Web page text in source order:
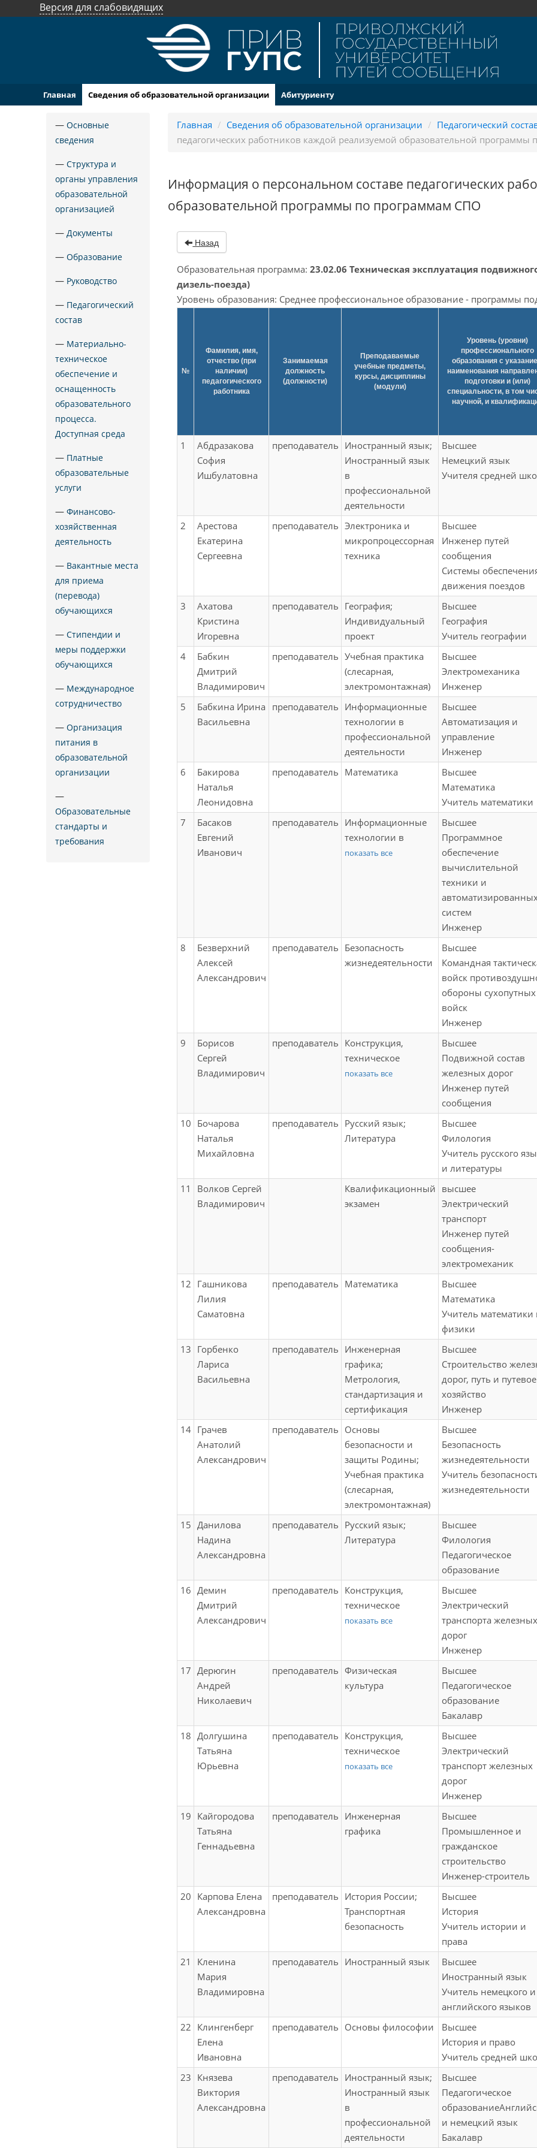
Версия для слабовидящих
Главная Сведения об образовательной организации Абитуриенту
— Основные
сведения
— Структура и
органы управления
образовательной
организацией
— Документы
— Образование
— Руководство
— Педагогический
состав
— Материально-
техническое
обеспечение и
оснащенность
образовательного
процесса.
Доступная среда
— Платные
образовательные
услуги
— Финансово-
хозяйственная
деятельность
— Вакантные места
для приема
(перевода)
обучающихся
— Стипендии и
меры поддержки
обучающихся
— Международное
сотрудничество
— Организация
питания в
образовательной
организации
—
Образовательные
стандарты и
требования
Главная / Сведения об образовательной организации / Педагогический
педагогических работников каждой реализуемой образовательной
Информация о персональном составе педагогических
образовательной программы по программам СПО
Назад
Образовательная программа:23.02.06 Техническая эксплуатация
дизель-поезда)
Уровень образования: Среднее профессиональное образование - программы
№
Фамилия, имя,
отчество (при
наличии)
педагогического
работника
Занимаемая
должность
(должности)
Преподаваемые
учебные предметы,
курсы, дисциплины
(модули)
Уровень (уровни)
профессионального
образования с
наименования
подготовки и (или)
специальности, в том
научной, и
1
Абдразакова
София
Ишбулатовна
преподаватель Иностранный язык;
Иностранный язык
в
профессиональной
деятельности
Высшее
Немецкий язык
Учителя средней
2
Арестова
Екатерина
Сергеевна
преподаватель Электроника и
микропроцессорная
техника
Высшее
Инженер путей
сообщения
Системы
движения поездов
3
Ахатова
Кристина
Игоревна
преподаватель География;
Индивидуальный
проект
Высшее
География
Учитель географии
4
Бабкин
Дмитрий
Владимирович
преподаватель Учебная практика
(слесарная,
электромонтажная)
Высшее
Электромеханика
Инженер
5
Бабкина Ирина
Васильевна
преподаватель Информационные
технологии в
профессиональной
деятельности
Высшее
Автоматизация и
управление
Инженер
6
Бакирова
Наталья
Леонидовна
преподаватель Математика
Высшее
Математика
Учитель математики
7
Басаков
Евгений
Иванович
преподаватель Информационные
технологии в
профессиональной
железнодорожного
технологии;
Учебная практика
(слесарная,
электромонтажная);
ознакомительная);
Производственная
специальности) - в
показать все
Высшее
Программное
обеспечение
вычислительной
техники и
систем
Инженер
8
Безверхний
Алексей
Александрович
преподаватель Безопасность
жизнедеятельности
Высшее
Командная
войск
обороны сухопутных
войск
Инженер
9
Борисов
Сергей
Владимирович
преподаватель Конструкция,
техническое
обслуживание и
подвижного состава
(по видам
подвижного
Эксплуатация
железнодорожного
подвижного состава
безопасности
показать все
Высшее
Подвижной состав
железных дорог
Инженер путей
сообщения
10 Бочарова
Наталья
Михайловна
преподаватель Русский язык;
Литература
Высшее
Филология
Учитель русского
и литературы
11
Волков Сергей
Владимирович
Квалификационный
экзамен
высшее
Электрический
транспорт
Инженер путей
сообщения-
электромеханик
12 Гашникова
Лилия
Саматовна
преподаватель Математика
Высшее
Математика
Учитель математики
физики
13 Горбенко
Лариса
Васильевна
преподаватель Инженерная
графика;
Метрология,
стандартизация и
сертификация
Высшее
Строительство
дорог, путь и путевое
хозяйство
Инженер
14 Грачев
Анатолий
Александрович
преподаватель Основы
безопасности и
защиты Родины;
Учебная практика
(слесарная,
электромонтажная)
Высшее
Безопасность
жизнедеятельности
Учитель
жизнедеятельности
15 Данилова
Надина
Александровна
преподаватель Русский язык;
Литература
Высшее
Филология
Педагогическое
образование
16 Демин
Дмитрий
Александрович
преподаватель Конструкция,
техническое
обслуживание и
подвижного состава
подвижного
Разработка
технологических
процессов,
технической и
видам подвижного
состава) (тепловозы
Учебная практика
(вводная-
ознакомительная);
практика (по
профилю
практика);
профилю
специальности) - в
форме
практической
подготовки
показать все
Высшее
Электрический
транспорта железных
дорог
Инженер
17 Дерюгин
Андрей
Николаевич
преподаватель Физическая
культура
Высшее
Педагогическое
образование
Бакалавр
18 Долгушина
Татьяна
Юрьевна
преподаватель Конструкция,
техническое
обслуживание и
подвижного состава
(по видам
подвижного
железнодорожного
подвижного состава
(по видам
подвижного
обеспечение
технологических
процессов,
технологической
документации (по
видам подвижного
состава) (тепловозы
и дизель-поезда);
Производственная
показать все
Высшее
Электрический
транспорт железных
дорог
Инженер
19 Кайгородова
Татьяна
Геннадьевна
преподаватель Инженерная
графика
Высшее
Промышленное и
гражданское
строительство
Инженер-строитель
20 Карпова Елена
Александровна
преподаватель История России;
Транспортная
безопасность
Высшее
История
Учитель истории и
права
21
Кленина
Мария
Владимировна
преподаватель Иностранный язык
Высшее
Иностранный язык
Учитель немецкого и
английского языков
22 Клингенберг
Елена
Ивановна
преподаватель Основы философии
Высшее
История и право
Учитель средней
23 Князева
Виктория
Александровна
преподаватель Иностранный язык;
Иностранный язык
в
профессиональной
деятельности
Высшее
Педагогическое
и немецкий язык
Бакалавр